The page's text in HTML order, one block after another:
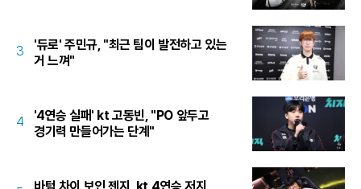
3
'듀로' 주민규, "최근 팀이 발전하고 있는
거 느껴"
4
'4연승 실패' kt 고동빈, "PO 앞두고
경기력 만들어가는 단계"
바텀 차이 보인 젠지, kt 4연승 저지